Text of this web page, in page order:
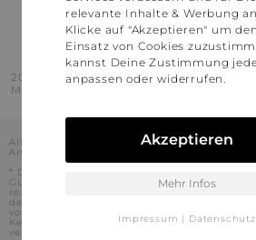
United
2016 - 2026 © Stylaholic.
Made for you with love in munich.
Alle Preise inkl. der jeweils geltenden
Angaben ohne Gewähr.
* Die angezeigten Preise beinhalten
Gutschein-Codes auf den Seiten unserer
realisiert werden können. Stylaholic führt
der Gutschein-Codes durch und es kann
vorkommen, dass die Gutscheine abweichend
Kenntnisstand bei dem jeweiligen Shop
verwendet werden können. Darüber hinaus
relevante Inhalte & Werbung
Klicke auf "Akzeptieren" um
Einsatz von Cookies
kannst Deine Zustimmung
anpassen oder widerrufen.
Akzeptieren
Mehr Infos
Impressum | Datenschutz